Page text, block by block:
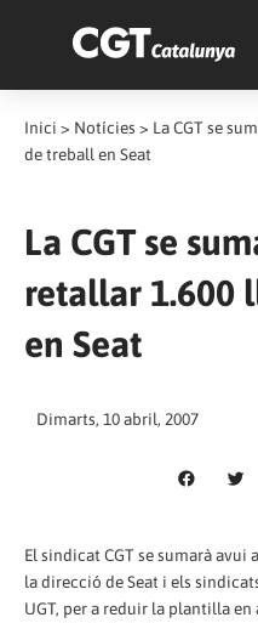
Inici > Notícies > La CGT se
de treball en Seat
La CGT se
retallar 1.600
en Seat
Dimarts, 10 abril, 2007
El sindicat CGT se sumarà
la direcció de Seat i els
UGT, per a reduir la plantilla